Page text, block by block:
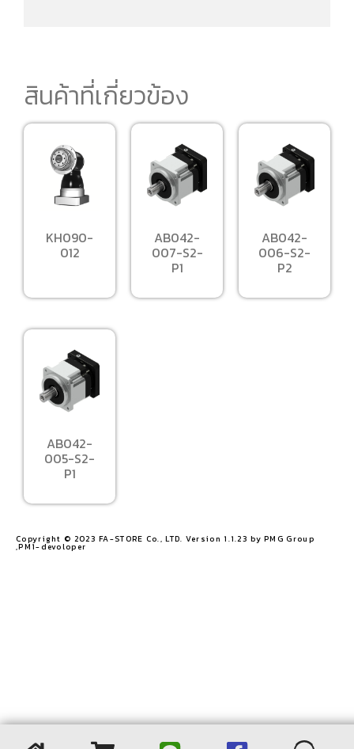
สินค้าที่เกี่ยวข้อง
KH090-
012
AB042-
007-S2-
P1
AB042-
006-S2-
P2
AB042-
005-S2-
P1
Copyright © 2023 FA-STORE Co., LTD. Version 1.1.23 by PMG Group
,PM1-devoloper​